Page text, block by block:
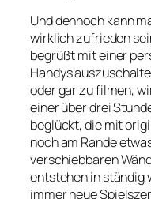
Und dennoch kann
wirklich zufrieden
begrüßt mit einer
Handys
oder gar zu filmen,
einer über drei
beglückt, die mit
noch am Rande
verschiebbaren
entstehen in ständig
immer neue